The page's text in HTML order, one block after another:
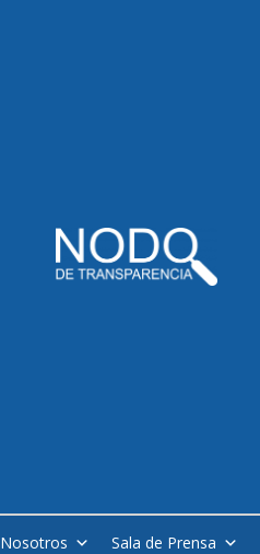
Nosotros Sala de Prensa